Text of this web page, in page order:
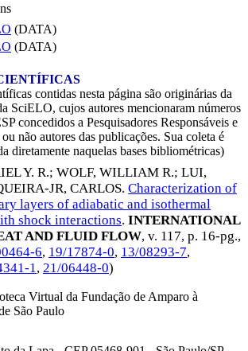
(DATA)
(DATA)
contidas nesta página são originárias da
SciELO, cujos autores mencionaram números
concedidos a Pesquisadores Responsáveis e
não autores das publicações. Sua coleta é
diretamente naquelas bases bibliométricas)
Y. R.; WOLF, WILLIAM R.; LUI,
JR, CARLOS. Characterization of
layers of adiabatic and isothermal
shock interactions. INTERNATIONAL
AND FLUID FLOW, v. 117, p. 16-pg.,
6, 19/17874-0, 13/08293-7,
1, 21/06448-0)
Virtual da Fundação de Amparo à
São Paulo